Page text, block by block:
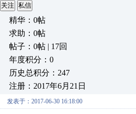
关注 私信
精华：0帖
求助：0帖
帖子：0帖 | 17回
年度积分：0
历史总积分：247
注册：2017年6月21日
发表于：2017-06-30 16:18:00